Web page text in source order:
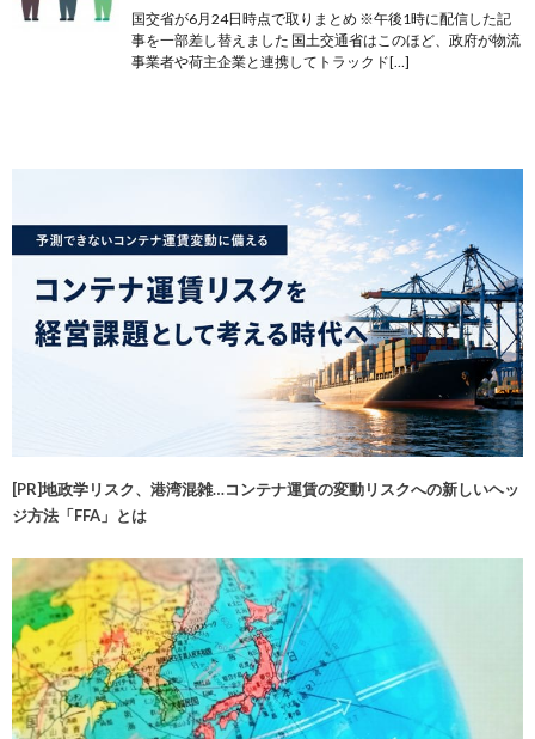
国交省が6月24日時点で取りまとめ ※午後1時に配信した記
事を一部差し替えました 国土交通省はこのほど、政府が物流
事業者や荷主企業と連携してトラックド[…]
[PR]地政学リスク、港湾混雑…コンテナ運賃の変動リスクへの新しいヘッ
ジ方法「FFA」とは